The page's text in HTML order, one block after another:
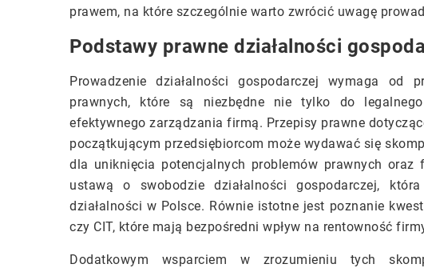
prawem, na które szczególnie warto zwrócić uwagę
Podstawy prawne działalności
Prowadzenie działalności gospodarczej wymaga od
prawnych, które są niezbędne nie tylko do
efektywnego zarządzania firmą. Przepisy prawne
początkującym przedsiębiorcom może wydawać się
dla uniknięcia potencjalnych problemów prawnych oraz
ustawą o swobodzie działalności gospodarczej,
działalności w Polsce. Równie istotne jest poznanie
czy CIT, które mają bezpośredni wpływ na rentowność
Dodatkowym wsparciem w zrozumieniu tych